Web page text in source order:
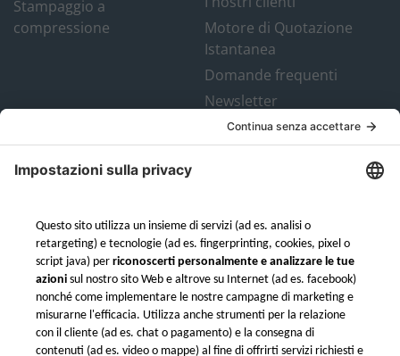
Stampaggio a
compressione
Motore di Quotazione
Istantanea
Domande frequenti
Newsletter
Chi siamo
Chi siamo
Motore di Quotazione
Istantanea
Garanzia e controllo
qualità
Spedizioni internazionali
Termini e condizioni
Contatto in Italia
Servizio di assistenza in
tempo reale: 08:00 – 16:00